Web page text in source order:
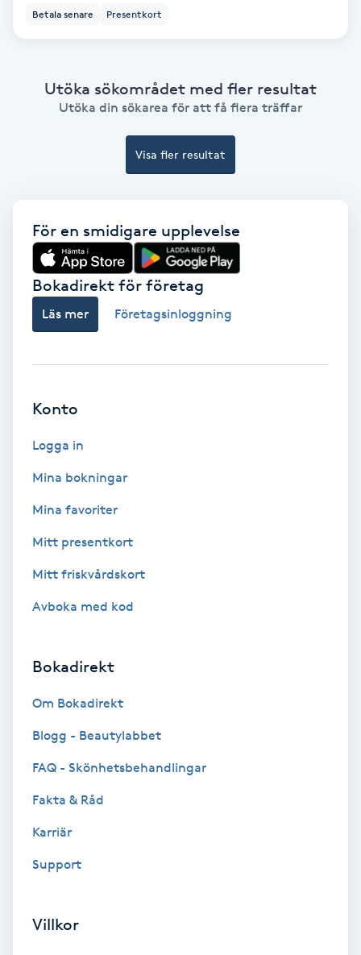
Spa-pedikyr
Spraytan
Svettbehandling
Tuina-massage
Tandblekning
Tatuering
Tatueringsborttagning
Torr hårbotten
Torrborstning
Trådning
Betala senare Presentkort
Utöka sökområdet med fler resultat
Utöka din sökarea för att få flera träffar
Visa fler resultat
För en smidigare upplevelse
Bokadirekt för företag
Läs mer Företagsinloggning
Konto
Logga in
Mina bokningar
Mina favoriter
Mitt presentkort
Mitt friskvårdskort
Avboka med kod
Bokadirekt
Om Bokadirekt
Blogg - Beautylabbet
FAQ - Skönhetsbehandlingar
Fakta & Råd
Karriär
Support
Villkor